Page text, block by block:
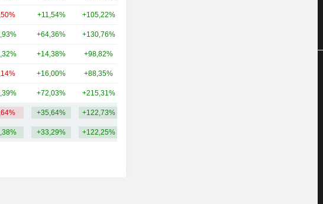
+11,54% +105,22%
+64,36% +130,76%
+14,38% +98,82%
+16,00% +88,35%
+72,03% +215,31%
+35,64% +122,73%
+33,29% +122,25%